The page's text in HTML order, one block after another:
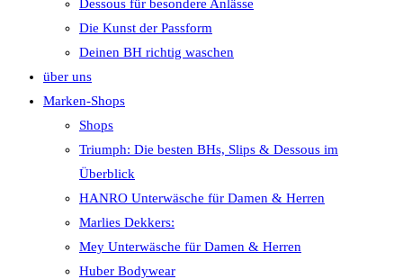
Dessous für besondere Anlässe
Die Kunst der Passform
Deinen BH richtig waschen
über uns
Marken-Shops
Shops
Triumph: Die besten BHs, Slips & Dessous im
Überblick
HANRO Unterwäsche für Damen & Herren
Marlies Dekkers:
Mey Unterwäsche für Damen & Herren
Huber Bodywear